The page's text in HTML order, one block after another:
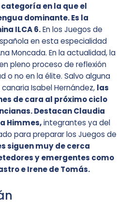
en la que el
dominante. Es la
ILCA 6.En los Juegos de
en esta especialidad
Moncada. En la actualidad, la
pleno proceso de reflexión
o no en la élite. Salvo alguna
Isabel Hernández, las
de cara al próximo ciclo
Destacan Claudia
Himmes,integrantes ya del
para preparar los Juegos de
siguen muy de cerca
y emergentes como
e Irene de Tomás.